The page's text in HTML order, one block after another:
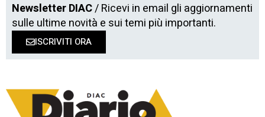
Newsletter DIAC/ Ricevi in email gli aggiornamenti
sulle ultime novità e sui temi più importanti.
ISCRIVITI ORA